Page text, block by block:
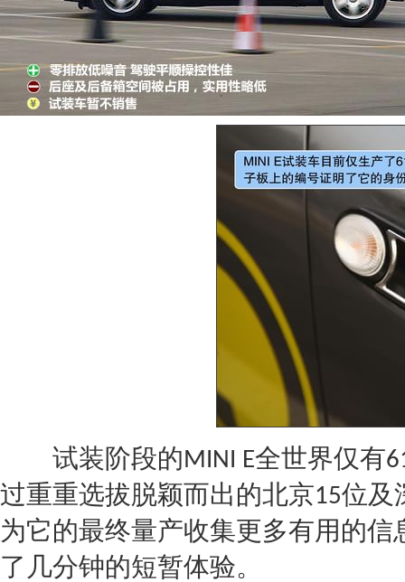
试装阶段的MINI E全世界仅有
过重重选拔脱颖而出的北京15位及
为它的最终量产收集更多有用的
了几分钟的短暂体验。